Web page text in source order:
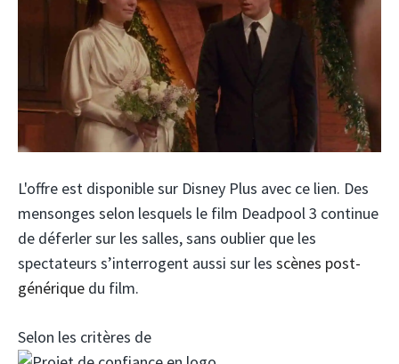
L'offre est disponible sur Disney Plus avec ce lien. Des
mensonges selon lesquels le film Deadpool 3 continue
de déferler sur les salles, sans oublier que les
spectateurs s’interrogent aussi sur les scènes post-
générique du film.
Selon les critères de